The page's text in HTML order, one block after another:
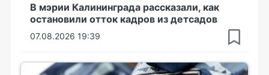
В мэрии Калининграда рассказали, как
остановили отток кадров из детсадов
07.08.2026 19:39